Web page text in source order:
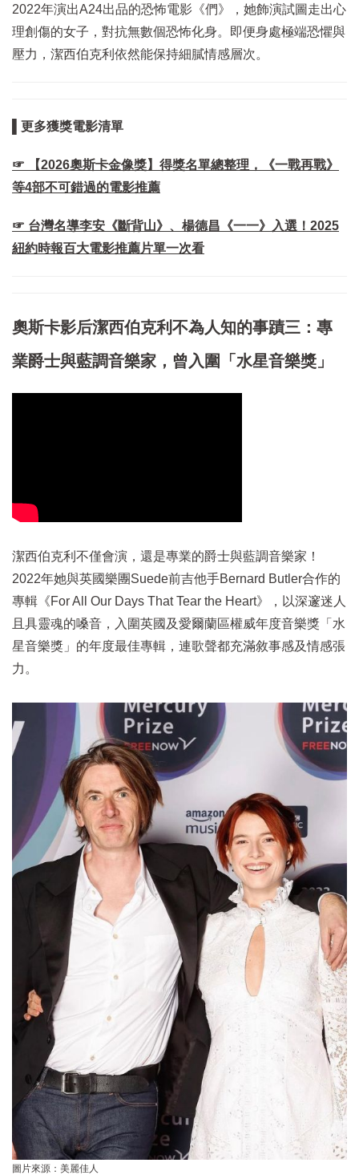
2022年演出A24出品的恐怖電影《們》，她飾演試圖走出心
理創傷的女子，對抗無數個恐怖化身。即便身處極端恐懼與
壓力，潔西伯克利依然能保持細膩情感層次。
▌更多獲獎電影清單
☞ 【2026奧斯卡金像獎】得獎名單總整理，《一戰再戰》
等4部不可錯過的電影推薦
☞ 台灣名導李安《斷背山》、楊德昌《一一》入選！2025
紐約時報百大電影推薦片單一次看
奧斯卡影后潔西伯克利不為人知的事蹟三：專
業爵士與藍調音樂家，曾入圍「水星音樂獎」
潔西伯克利不僅會演，還是專業的爵士與藍調音樂家！
2022年她與英國樂團Suede前吉他手Bernard Butler合作的
專輯《For All Our Days That Tear the Heart》，以深邃迷人
且具靈魂的嗓音，入圍英國及愛爾蘭區權威年度音樂獎「水
星音樂獎」的年度最佳專輯，連歌聲都充滿敘事感及情感張
力。
圖片來源：美麗佳人